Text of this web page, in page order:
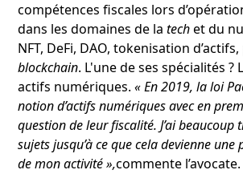
compétences fiscales lors
dans les domaines de latechet du
NFT, DeFi, DAO, tokenisation
blockchain. L'une de ses spécialités ?
actifs numériques.« En 2019, la loi
notion d’actifs numériques avec en
question de leur fiscalité. J’ai beaucoup
sujets jusqu’à ce que cela devienne
de mon activité »,commente l’avocate.